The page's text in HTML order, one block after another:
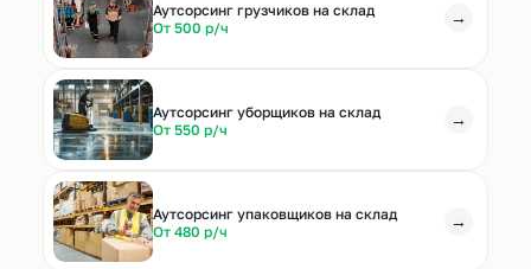
Аутсорсинг грузчиков на склад
От 500 р/ч
→
Аутсорсинг уборщиков на склад
От 550 р/ч
→
Аутсорсинг упаковщиков на склад
От 480 р/ч
→